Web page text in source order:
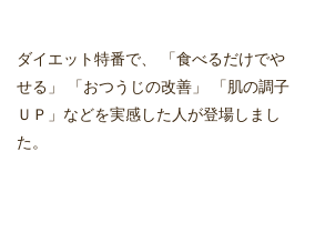
ダイエット特番で、 「食べるだけでや
せる」 「おつうじの改善」 「肌の調子
ＵＰ」などを実感した人が登場しまし
た。